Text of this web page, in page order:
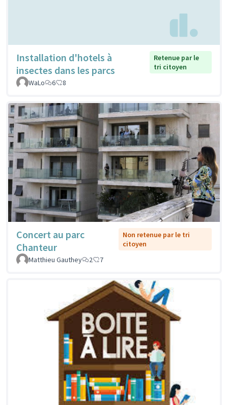
Installation d'hotels à
insectes dans les parcs
Retenue par le
tri citoyen
WaLo
6 8
Concert au parc
Chanteur
Non retenue par le tri
citoyen
Matthieu Gauthey
2 7